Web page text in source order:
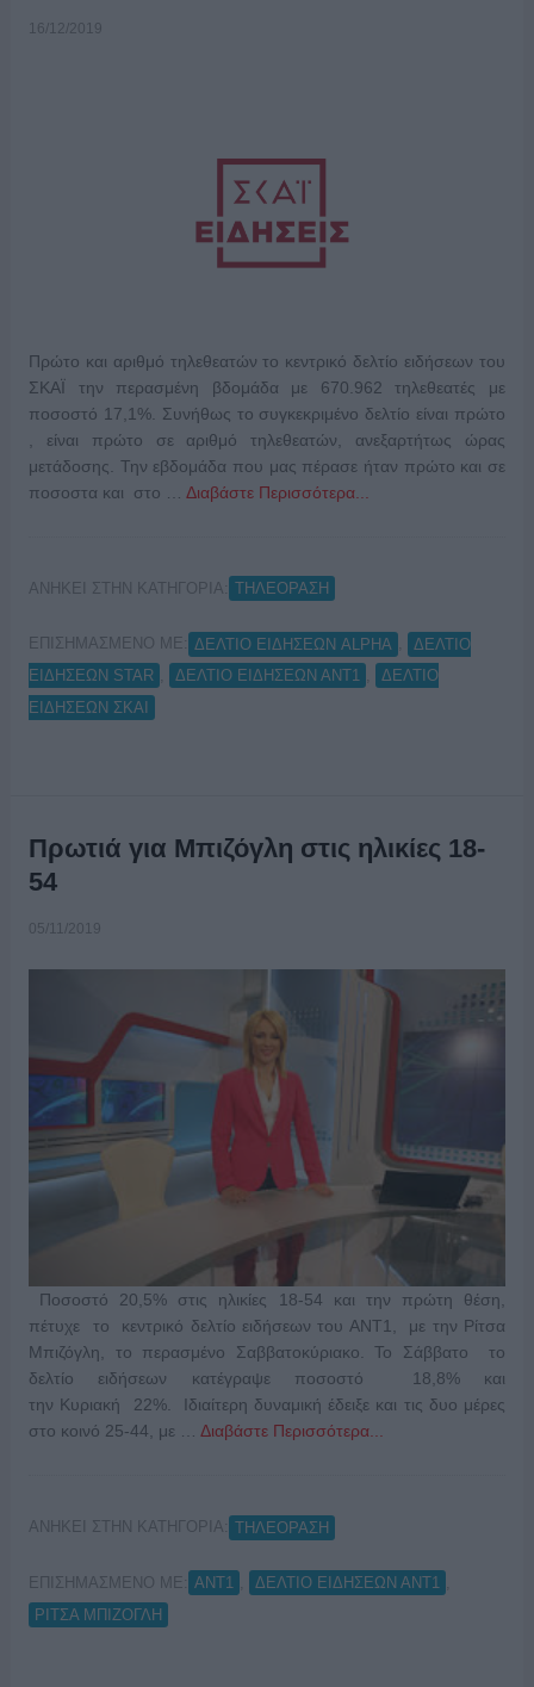
16/12/2019
Πρώτο και αριθμό τηλεθεατών το κεντρικό δελτίο ειδήσεων του
ΣΚΑΪ την περασμένη βδομάδα με 670.962 τηλεθεατές με
ποσοστό 17,1%. Συνήθως το συγκεκριμένο δελτίο είναι πρώτο
, είναι πρώτο σε αριθμό τηλεθεατών, ανεξαρτήτως ώρας
μετάδοσης. Την εβδομάδα που μας πέρασε ήταν πρώτο και σε
ποσοστα και στο … Διαβάστε Περισσότερα...
ΑΝΗΚΕΙ ΣΤΗΝ ΚΑΤΗΓΟΡΙΑ: ΤΗΛΕΟΡΑΣΗ
ΕΠΙΣΗΜΑΣΜΕΝΟ ΜΕ: ΔΕΛΤΙΟ ΕΙΔΗΣΕΩΝ ALPHA
ΔΕΛΤΙΟ
ΕΙΔΗΣΕΩΝ STAR
ΔΕΛΤΙΟ ΕΙΔΗΣΕΩΝ ΑΝΤ1
ΔΕΛΤΙΟ
ΕΙΔΗΣΕΩΝ ΣΚΑΙ
Πρωτιά για Μπιζόγλη στις ηλικίες 18-
54
05/11/2019
Ποσοστό 20,5% στις ηλικίες 18-54 και την πρώτη θέση,
πέτυχε το κεντρικό δελτίο ειδήσεων του ΑΝΤ1, με την Ρίτσα
Μπιζόγλη, το περασμένο Σαββατοκύριακο. Το Σάββατο το
δελτίο ειδήσεων κατέγραψε ποσοστό 18,8% και
την Κυριακή 22%. Ιδιαίτερη δυναμική έδειξε και τις δυο μέρες
στο κοινό 25-44, με … Διαβάστε Περισσότερα...
ΑΝΗΚΕΙ ΣΤΗΝ ΚΑΤΗΓΟΡΙΑ: ΤΗΛΕΟΡΑΣΗ
ΕΠΙΣΗΜΑΣΜΕΝΟ ΜΕ: ΑΝΤ1 ΔΕΛΤΙΟ ΕΙΔΗΣΕΩΝ ΑΝΤ1
ΡΙΤΣΑ ΜΠΙΖΟΓΛΗ